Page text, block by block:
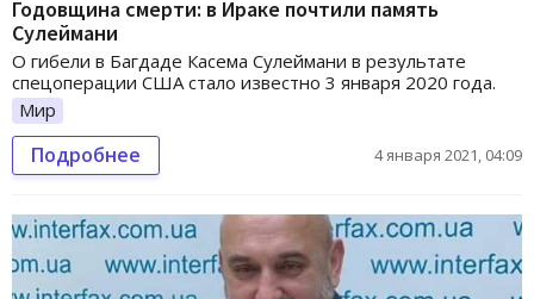
Годовщина смерти: в Ираке почтили память
Сулеймани
О гибели в Багдаде Касема Сулеймани в результате
спецоперации США стало известно 3 января 2020 года.
Мир
Подробнее 4 января 2021, 04:09